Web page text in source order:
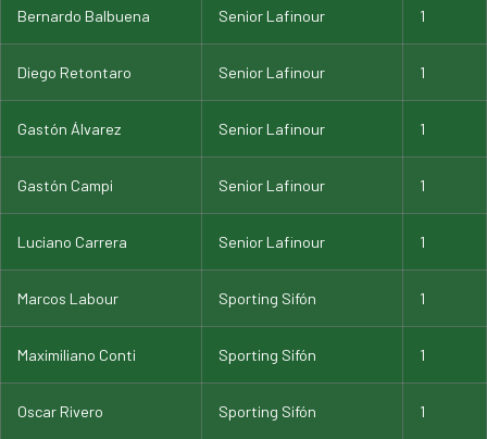
Bernardo Balbuena Senior Lafinour 1
Diego Retontaro Senior Lafinour 1
Gastón Álvarez Senior Lafinour 1
Gastón Campi Senior Lafinour 1
Luciano Carrera Senior Lafinour 1
Marcos Labour Sporting Sifón 1
Maximiliano Conti Sporting Sifón 1
Oscar Rivero Sporting Sifón 1